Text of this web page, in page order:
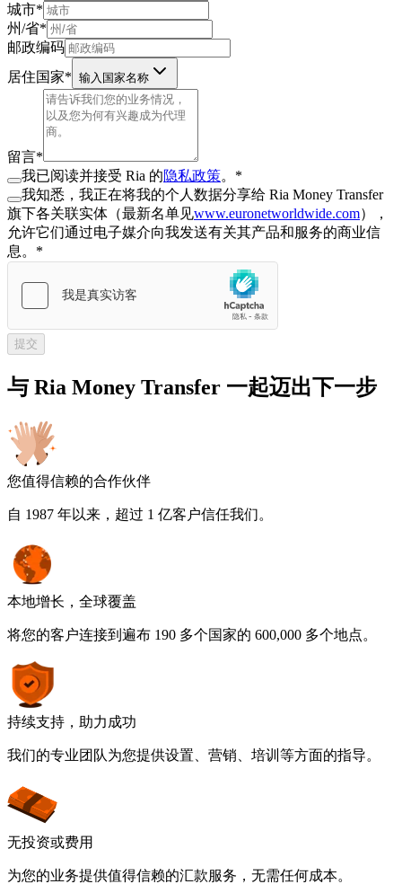
城市*
州/省*
邮政编码
居住国家* 输入国家名称
留言*
我已阅读并接受 Ria 的隐私政策。 *
我知悉，我正在将我的个人数据分享给 Ria Money Transfer
旗下各关联实体（最新名单见www.euronetworldwide.com），
允许它们通过电子媒介向我发送有关其产品和服务的商业信
息。 *
提交
与 Ria Money Transfer 一起迈出下一步
您值得信赖的合作伙伴
自 1987 年以来，超过 1 亿客户信任我们。
本地增长，全球覆盖
将您的客户连接到遍布 190 多个国家的 600,000 多个地点。
持续支持，助力成功
我们的专业团队为您提供设置、营销、培训等方面的指导。
无投资或费用
为您的业务提供值得信赖的汇款服务，无需任何成本。